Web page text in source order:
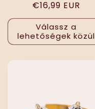
€16,99 EUR
Válassz a
lehetőségek közül